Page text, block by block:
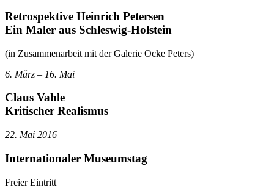
Retrospektive Heinrich Petersen
Ein Maler aus Schleswig-Holstein
(in Zusammenarbeit mit der Galerie Ocke Peters)
6. März – 16. Mai
Claus Vahle
Kritischer Realismus
22. Mai 2016
Internationaler Museumstag
Freier Eintritt